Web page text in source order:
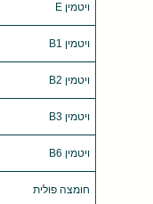
ויטמין E
ויטמין B1
ויטמין B2
ויטמין B3
ויטמין B6
חומצה פולית